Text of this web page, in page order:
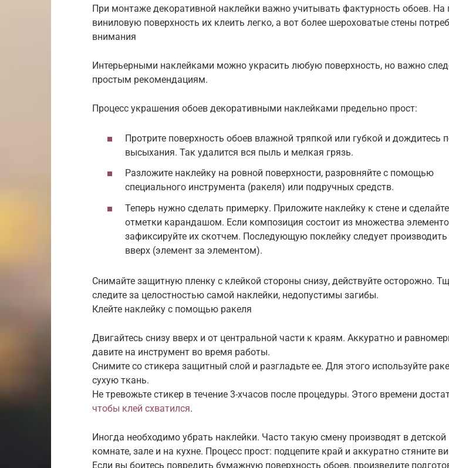
При монтаже декоративной наклейки важно учитывать фактурность обоев. На
виниловую поверхность их клеить легко, а вот более шероховатые стены
внимания
Интерьерными наклейками можно украсить любую поверхность, но важно
простым рекомендациям.
Процесс украшения обоев декоративными наклейками предельно прост:
Протрите поверхность обоев влажной тряпкой или губкой и дождитесь
высыхания. Так удалится вся пыль и мелкая грязь.
Разложите наклейку на ровной поверхности, разровняйте с помощью
специального инструмента (ракеля) или подручных средств.
Теперь нужно сделать примерку. Приложите наклейку к стене и сделайте
отметки карандашом. Если композиция состоит из множества
зафиксируйте их скотчем. Последующую поклейку следует производить
вверх (элемент за элементом).
Снимайте защитную пленку с клейкой стороны снизу, действуйте осторожно.
следите за целостностью самой наклейки, недопустимы загибы.
Клейте наклейку с помощью ракеля
Двигайтесь снизу вверх и от центральной части к краям. Аккуратно и
давите на инструмент во время работы.
Снимите со стикера защитный слой и разгладьте ее. Для этого используйте
сухую ткань.
Не тревожьте стикер в течение 3-хчасов после процедуры. Этого времени
чтобы клей схватился.
Иногда необходимо убрать наклейки. Часто такую смену производят в детской
комнате, зале и на кухне. Процесс прост: подцепите край и аккуратно стяните
Если вы боитесь повредить бумажную поверхность обоев, произведите